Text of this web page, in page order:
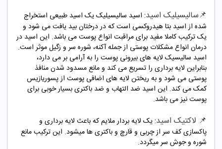
📌سالیسیلیک اسید: اسید سالیسیلیک یک اسید طبیعی استخراج
شده از اسید بتا هیدروکسی است که در درختان بید یافت می شود و
یک ترکیب کاملا مفید برای مراقبت انواع پوست می باشد. این اسید در
درمان انواع مشکلات پوستی از جمله آکنه، شوره سر و زگیل موثر است.
اسید سالیسیک لایه های بیرونی پوست را به آرامی بر می دارد،
بنابراین لایه برداری را تسریع می کند و مانع مسدود شدن منافذ
پوستی می شود و به ریختن لایه های اضافی پوست از پسوریازیس
کمک می کند. این اسید ضد التهاب و ضد باکتری بسیار خوبی برای
پوست نیز می باشد.
📌 لاکتیک اسید:یک لایه بردار ملایم که باعث لایه برداری و
پاکسازی کف سر از چربی و قارچ و باکتری ها میشود. این ترکیب مانع
شوره و جوش سر میگردد.